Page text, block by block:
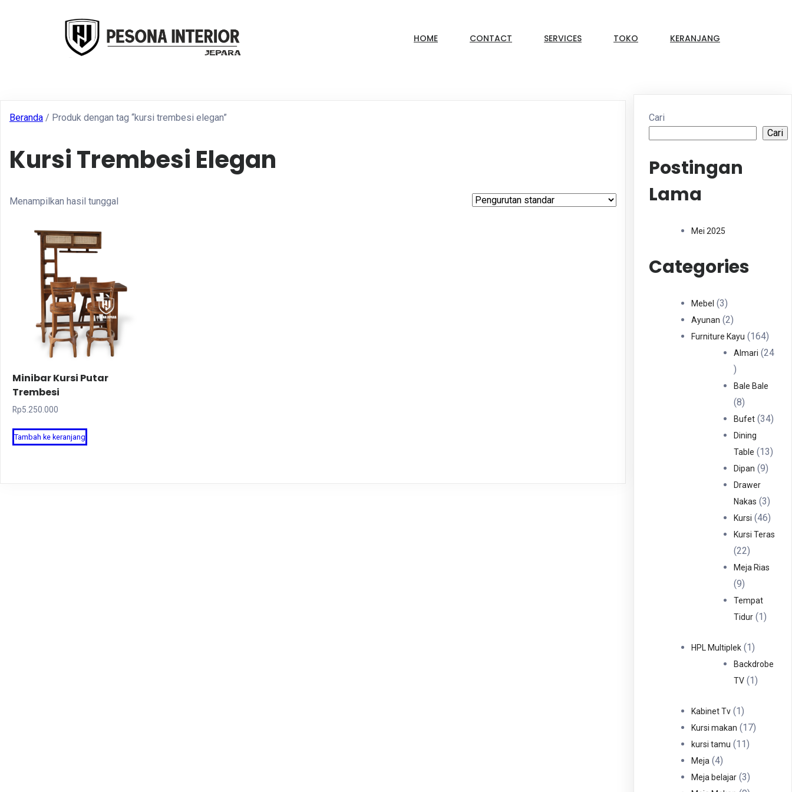
HOME CONTACT SERVICES TOKO KERANJANG
Beranda / Produk dengan tag “kursi trembesi elegan”
Kursi Trembesi Elegan
Menampilkan hasil tunggal
Minibar Kursi Putar
Trembesi
Rp5.250.000
Tambah ke keranjang
Cari
Cari
Postingan
Lama
Mei 2025
Categories
Mebel 33
Produk
Ayunan 22
Produk
Furniture Kayu 164164
Almari
24
24
Produk
Bale Bale
88
Produk
Bufet 3434
Dining
Table
1313
Dipan 99
Drawer
Nakas
33
Kursi 4646
Kursi Teras
2222
Produk
Meja Rias
99
Produk
Tempat
Tidur
11
HPL Multiplek 11
Produk
Backdrobe
TV
11
Kabinet Tv 11
Produk
Kursi makan 1717
kursi tamu 1111
Meja 44
Produk
Meja belajar 33